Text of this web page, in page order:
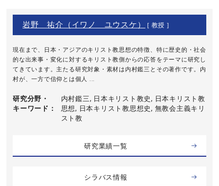
岩野 祐介（イワノ ユウスケ） [ 教授 ]
現在まで、日本・アジアのキリスト教思想の特徴、特に歴史的・社会
的な出来事・変化に対するキリスト教側からの応答をテーマに研究し
てきています。主たる研究対象・素材は内村鑑三とその著作です。内
村が、一方で信仰とは個人 ...
研究分野・
キーワード
内村鑑三, 日本キリスト教史, 日本キリスト教
思想, 日本キリスト教思想史, 無教会主義キリ
スト教
研究業績一覧
シラバス情報